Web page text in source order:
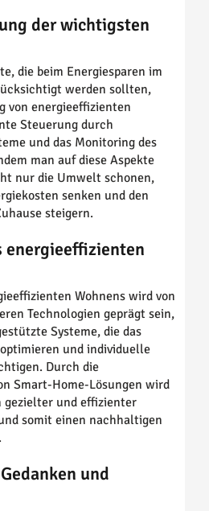
der wichtigsten
die beim Energiesparen im
werden sollten,
von energieeffizienten
Steuerung durch
und das Monitoring des
man auf diese Aspekte
nur die Umwelt schonen,
senken und den
steigern.
energieeffizienten
Wohnens wird von
Technologien geprägt sein,
Systeme, die das
und individuelle
Durch die
Smart-Home-Lösungen wird
gezielter und effizienter
somit einen nachhaltigen
und